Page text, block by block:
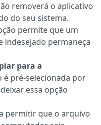
removerá o aplicativo
do seu sistema.
permite que um
indesejado permaneça
para a
é pré-selecionada por
essa opção
permitir que o arquivo